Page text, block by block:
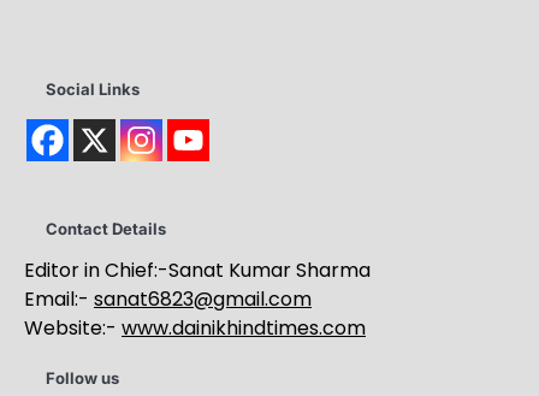
Social Links
Contact Details
Editor in Chief:-Sanat Kumar Sharma
Email:- sanat6823@gmail.com
Website:- www.dainikhindtimes.com
Follow us